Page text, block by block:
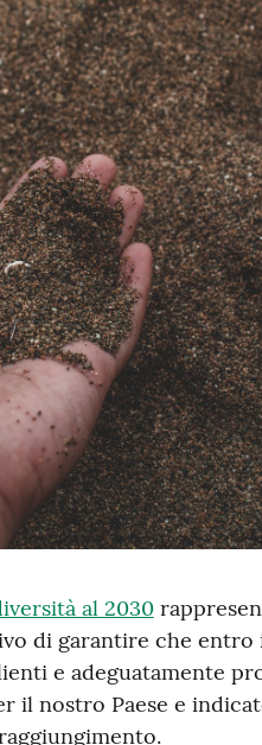
al 2030
di garantire che
e adeguatamente
il nostro Paese e